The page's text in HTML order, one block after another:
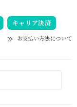
キャリア決済
お支払い方法について